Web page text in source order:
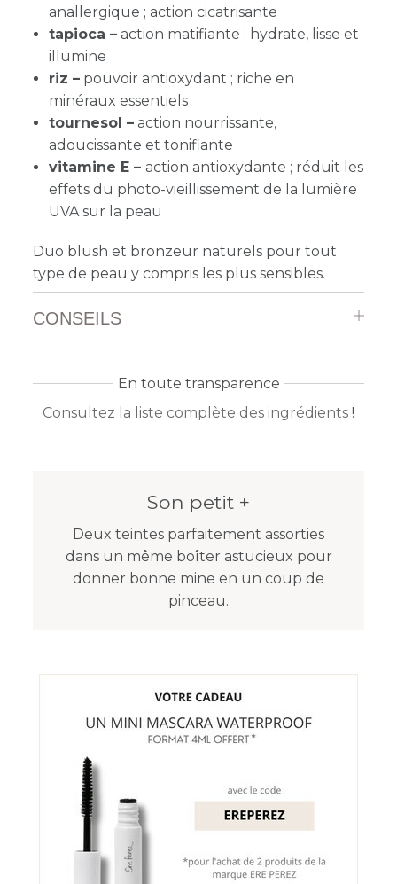
anallergique ; action cicatrisante
tapioca – action matifiante ; hydrate, lisse et
illumine
riz – pouvoir antioxydant ; riche en
minéraux essentiels
tournesol – action nourrissante,
adoucissante et tonifiante
vitamine E – action antioxydante ; réduit les
effets du photo-vieillissement de la lumière
UVA sur la peau
Duo blush et bronzeur naturels pour tout
type de peau y compris les plus sensibles.
CONSEILS
En toute transparence
Consultez la liste complète des ingrédients !
Son petit +
Deux teintes parfaitement assorties
dans un même boîter astucieux pour
donner bonne mine en un coup de
pinceau.